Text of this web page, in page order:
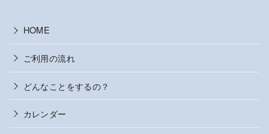
HOME
ご利用の流れ
どんなことをするの？
カレンダー